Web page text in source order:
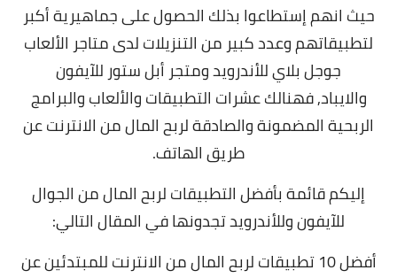
حيث انهم إستطاعوا بذلك الحصول على جماهيرية أكبر
لتطبيقاتهم وعدد كبير من التنزيلات لدى متاجر الألعاب
جوجل بلاي للأندرويد ومتجر أبل ستور للآيفون
والايباد,فهنالك عشرات التطبيقات والألعاب والبرامج
الربحية المضمونة والصادقة لربح المال من الانترنت عن
طريق الهاتف.
إليكم قائمة بأفضل التطبيقات لربح المال من الجوال
للآيفون وللأندرويد تجدونها في المقال التالي:
أفضل 10 تطبيقات لربح المال من الانترنت للمبتدئين عن